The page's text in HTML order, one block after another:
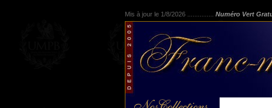
Mis à jour le 1/8/2026 ............... Numéro Vert